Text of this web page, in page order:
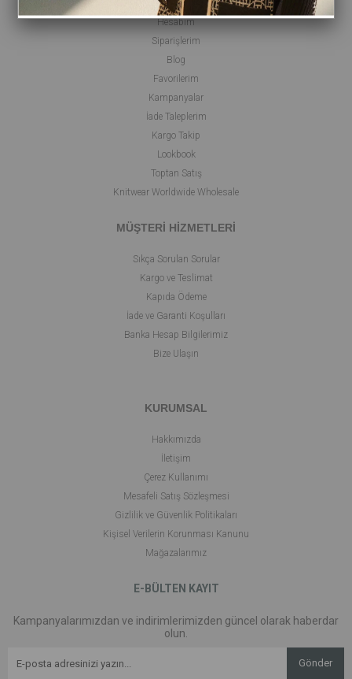
Hesabım
Siparişlerim
Blog
Favorilerim
Kampanyalar
İade Taleplerim
Kargo Takip
Lookbook
Toptan Satış
Knitwear Worldwide Wholesale
MÜŞTERİ HİZMETLERİ
Sıkça Sorulan Sorular
Kargo ve Teslimat
Kapıda Ödeme
İade ve Garanti Koşulları
Banka Hesap Bilgilerimiz
Bize Ulaşın
KURUMSAL
Hakkımızda
İletişim
Çerez Kullanımı
Mesafeli Satış Sözleşmesi
Gizlilik ve Güvenlik Politikaları
Kişisel Verilerin Korunması Kanunu
Mağazalarımız
E-BÜLTEN KAYIT
Kampanyalarımızdan ve indirimlerimizden güncel olarak haberdar
olun.
Gönder